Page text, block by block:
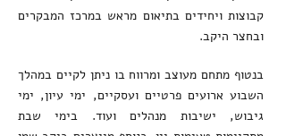
קבוצות ויחידים בתיאום מראש במרכז המבקרים
ובחצר היקב.
בנטוף מתחם מעוצב ומרווח בו ניתן לקיים במהלך
השבוע ארועים פרטיים ועסקיים, ימי עיון, ימי
גיבוש, ישיבות מנהלים ועוד. בימי שבת